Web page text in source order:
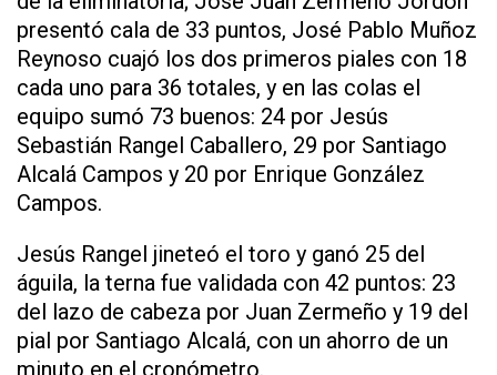
presentó cala de 33 puntos, José Pablo Muñoz
Reynoso cuajó los dos primeros piales con 18
cada uno para 36 totales, y en las colas el
equipo sumó 73 buenos: 24 por Jesús
Sebastián Rangel Caballero, 29 por Santiago
Alcalá Campos y 20 por Enrique González
Campos.
Jesús Rangel jineteó el toro y ganó 25 del
águila, la terna fue validada con 42 puntos: 23
del lazo de cabeza por Juan Zermeño y 19 del
pial por Santiago Alcalá, con un ahorro de un
minuto en el cronómetro.